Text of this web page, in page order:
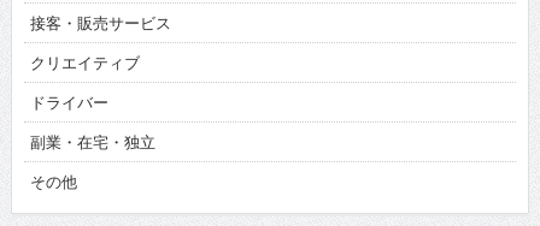
接客・販売サービス
クリエイティブ
ドライバー
副業・在宅・独立
その他